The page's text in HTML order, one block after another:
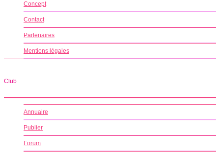
Concept
Contact
Partenaires
Mentions légales
Club
Annuaire
Publier
Forum